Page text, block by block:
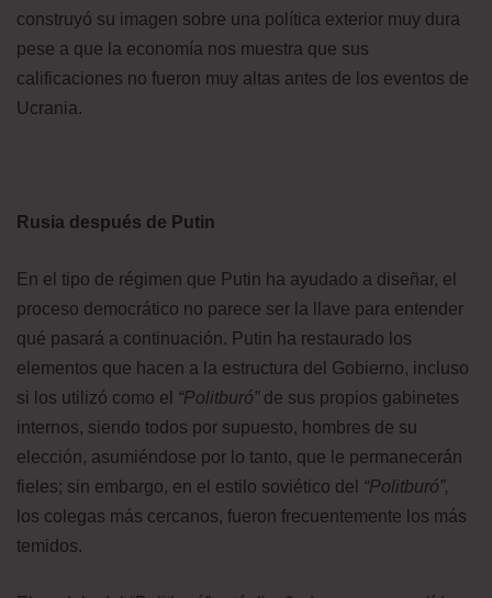
construyó su imagen sobre una política exterior muy dura
pese a que la economía nos muestra que sus
calificaciones no fueron muy altas antes de los eventos de
Ucrania.
Rusia después de Putin
En el tipo de régimen que Putin ha ayudado a diseñar, el
proceso democrático no parece ser la llave para entender
qué pasará a continuación. Putin ha restaurado los
elementos que hacen a la estructura del Gobierno, incluso
si los utilizó como el “Politburó”de sus propios gabinetes
internos, siendo todos por supuesto, hombres de su
elección, asumiéndose por lo tanto, que le permanecerán
fieles; sin embargo, en el estilo soviético del “Politburó”,
los colegas más cercanos, fueron frecuentemente los más
temidos.